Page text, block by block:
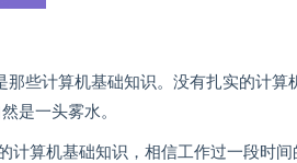
些计算机基础知识。没有扎实的计算
是一头雾水。
算机基础知识，相信工作过一段时间